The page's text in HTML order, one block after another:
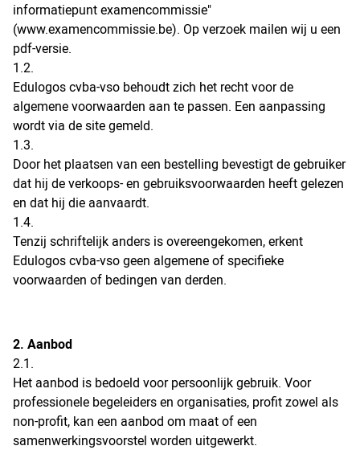
informatiepunt examencommissie"
(www.examencommissie.be). Op verzoek mailen wij u een
pdf-versie.
1.2.
Edulogos cvba-vso behoudt zich het recht voor de
algemene voorwaarden aan te passen. Een aanpassing
wordt via de site gemeld.
1.3.
Door het plaatsen van een bestelling bevestigt de gebruiker
dat hij de verkoops- en gebruiksvoorwaarden heeft gelezen
en dat hij die aanvaardt.
1.4.
Tenzij schriftelijk anders is overeengekomen, erkent
Edulogos cvba-vso geen algemene of specifieke
voorwaarden of bedingen van derden.
2. Aanbod
2.1.
Het aanbod is bedoeld voor persoonlijk gebruik. Voor
professionele begeleiders en organisaties, profit zowel als
non-profit, kan een aanbod om maat of een
samenwerkingsvoorstel worden uitgewerkt.